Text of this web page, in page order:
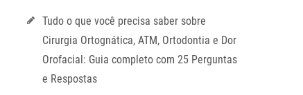
Tudo o que você precisa saber sobre
Cirurgia Ortognática, ATM, Ortodontia e Dor
Orofacial: Guia completo com 25 Perguntas
e Respostas